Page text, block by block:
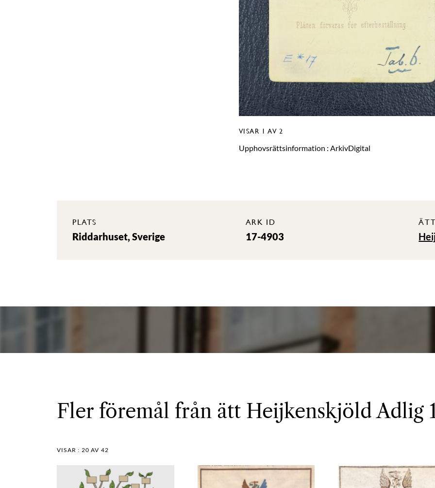
VISAR 1 AV 2
Upphovsrättsinformation : ArkivDigital
PLATS
Riddarhuset, Sverige
ARK ID
17-4903
Fler föremål från ätt Heijkenskjöld Adlig
VISAR : 20 AV 42